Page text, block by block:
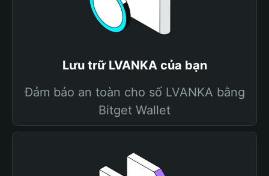
Lưu trữ LVANKA của bạn
Đảm bảo an toàn cho số LVANKA bằng
Bitget Wallet